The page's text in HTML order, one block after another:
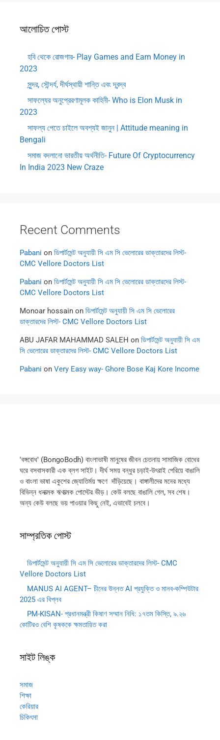
আলোচিত পোস্ট
হবি থেকে রোজগার- Play Games and Earn Money in
2023
সুন্দর, সৌন্দর্য, দীর্ঘস্থায়ী শান্তি এবং দ্বন্দ্ব
সাফল্যের অনুপ্রেরণামূলক কাহিনী- Who is Elon Musk in
2023
সাফল্য পেতে চাইলে অবশ্যই জানুন | Attitude meaning in
Bengali
সমাজ বদলানো ভারতীয় অর্থনীতি- Future Of Cryptocurrency
In India 2023 New Craze
Recent Comments
Pabani on ডিপার্টমেন্ট অনুযায়ী সি এম সি ভেলোরের ডাক্তারদের লিস্ট-
CMC Vellore Doctors List
Pabani on ডিপার্টমেন্ট অনুযায়ী সি এম সি ভেলোরের ডাক্তারদের লিস্ট-
CMC Vellore Doctors List
Monoar hossain on ডিপার্টমেন্ট অনুযায়ী সি এম সি ভেলোরের
ডাক্তারদের লিস্ট- CMC Vellore Doctors List
ABU JAFAR MAHAMMAD SALEH on ডিপার্টমেন্ট অনুযায়ী সি এম
সি ভেলোরের ডাক্তারদের লিস্ট- CMC Vellore Doctors List
Pabani on Very Easy way- Ghore Bose Kaj Kore Income
'বঙ্গবোধ' (BongoBodh) বাংলাভাষী মানুষের জীবন চেতনায় সামাজিক বোধের
ঘরে বসবাসকারী এক ব্লগ সাইট। দীর্ঘ সময় বন্ধুর চড়াই-উৎরাই পেরিয়ে বাঙালি
ও বাংলা ভাষা একুশের জ্যোতির্ময় ক্ষণে দাঁড়িয়েছে। বাঙ্গালীদের মনের মধ্যে
বিভিন্ন ধনাত্মক ঋণাত্মক পোস্টের ভীড়। কেউ বলছে বাঙালি গেল, সব শেষ।
অন্য কেউ বলছে ভয় পাওয়ার কিছু নেই, এভাবেই চলবে।
সাম্প্রতিক পোস্ট
ডিপার্টমেন্ট অনুযায়ী সি এম সি ভেলোরের ডাক্তারদের লিস্ট- CMC
Vellore Doctors List
MANUS AI AGENT– চীনের উন্নত AI প্রযুক্তি ও মানব-কম্পিউটার
2025 এর বিপ্লব
PM-KISAN- প্রধানমন্ত্রী কিষাণ সম্মান নিধি: ১৭তম কিস্তি, ৯.২৬
কোটিরও বেশি কৃষককে ক্ষমতায়িত করা
সাইট লিঙ্ক
সমাজ
শিক্ষা
কেরিয়ার
চিকিৎসা